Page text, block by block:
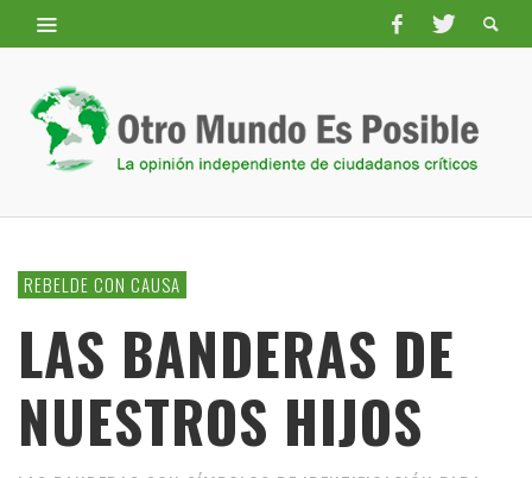
REBELDE CON CAUSA
LAS BANDERAS DE
NUESTROS HIJOS